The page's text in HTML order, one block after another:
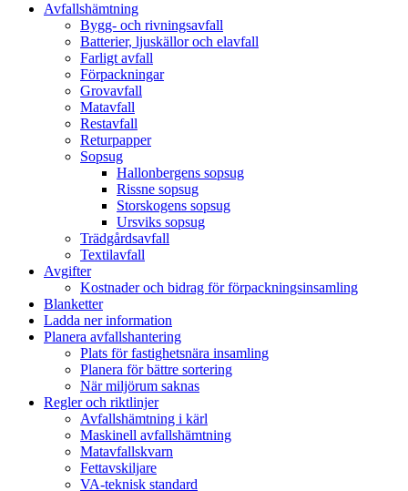
Avfallshämtning
Bygg- och rivningsavfall
Batterier, ljuskällor och elavfall
Farligt avfall
Förpackningar
Grovavfall
Matavfall
Restavfall
Returpapper
Sopsug
Hallonbergens sopsug
Rissne sopsug
Storskogens sopsug
Ursviks sopsug
Trädgårdsavfall
Textilavfall
Avgifter
Kostnader och bidrag för förpackningsinsamling
Blanketter
Ladda ner information
Planera avfallshantering
Plats för fastighetsnära insamling
Planera för bättre sortering
När miljörum saknas
Regler och riktlinjer
Avfallshämtning i kärl
Maskinell avfallshämtning
Matavfallskvarn
Fettavskiljare
VA-teknisk standard